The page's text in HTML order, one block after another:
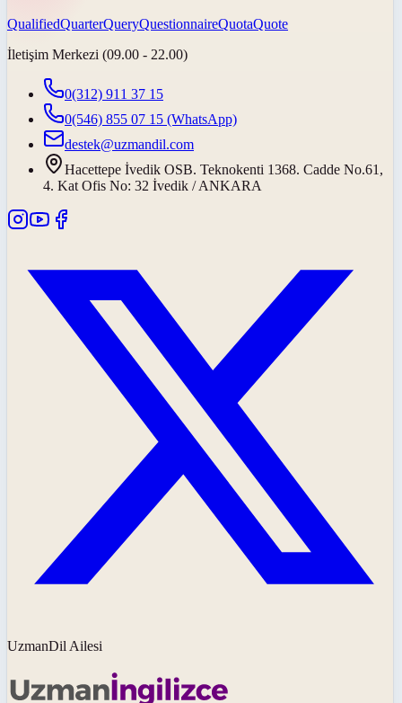
QualifiedQuarterQueryQuestionnaireQuotaQuote
İletişim Merkezi (09.00 - 22.00)
0(312) 911 37 15
0(546) 855 07 15 (WhatsApp)
destek@uzmandil.com
Hacettepe İvedik OSB. Teknokenti 1368. Cadde No.61,
4. Kat Ofis No: 32 İvedik / ANKARA
UzmanDil Ailesi